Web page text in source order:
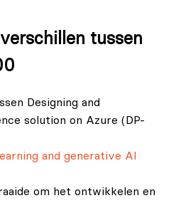
tussen
Designing and
solution on Azure (DP-
and generative AI
om het ontwikkelen en